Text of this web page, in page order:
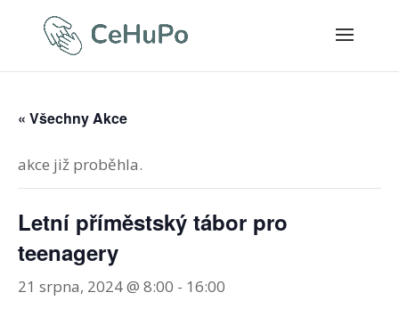
« Všechny Akce
akce již proběhla.
Letní příměstský tábor pro
teenagery
21 srpna, 2024 @ 8:00 - 16:00